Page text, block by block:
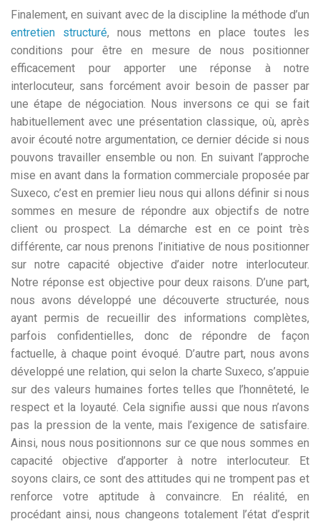
Finalement, en suivant avec de la discipline la méthode d’un
entretien structuré, nous mettons en place toutes les
conditions pour être en mesure de nous positionner
efficacement pour apporter une réponse à notre
interlocuteur, sans forcément avoir besoin de passer par
une étape de négociation. Nous inversons ce qui se fait
habituellement avec une présentation classique, où, après
avoir écouté notre argumentation, ce dernier décide si nous
pouvons travailler ensemble ou non. En suivant l’approche
mise en avant dans la formation commerciale proposée par
Suxeco, c’est en premier lieu nous qui allons définir si nous
sommes en mesure de répondre aux objectifs de notre
client ou prospect. La démarche est en ce point très
différente, car nous prenons l’initiative de nous positionner
sur notre capacité objective d’aider notre interlocuteur.
Notre réponse est objective pour deux raisons. D’une part,
nous avons développé une découverte structurée, nous
ayant permis de recueillir des informations complètes,
parfois confidentielles, donc de répondre de façon
factuelle, à chaque point évoqué. D’autre part, nous avons
développé une relation, qui selon la charte Suxeco, s’appuie
sur des valeurs humaines fortes telles que l’honnêteté, le
respect et la loyauté. Cela signifie aussi que nous n’avons
pas la pression de la vente, mais l’exigence de satisfaire.
Ainsi, nous nous positionnons sur ce que nous sommes en
capacité objective d’apporter à notre interlocuteur. Et
soyons clairs, ce sont des attitudes qui ne trompent pas et
renforce votre aptitude à convaincre. En réalité, en
procédant ainsi, nous changeons totalement l’état d’esprit